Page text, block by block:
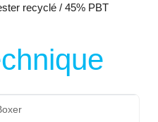
recyclé / 45% PBT